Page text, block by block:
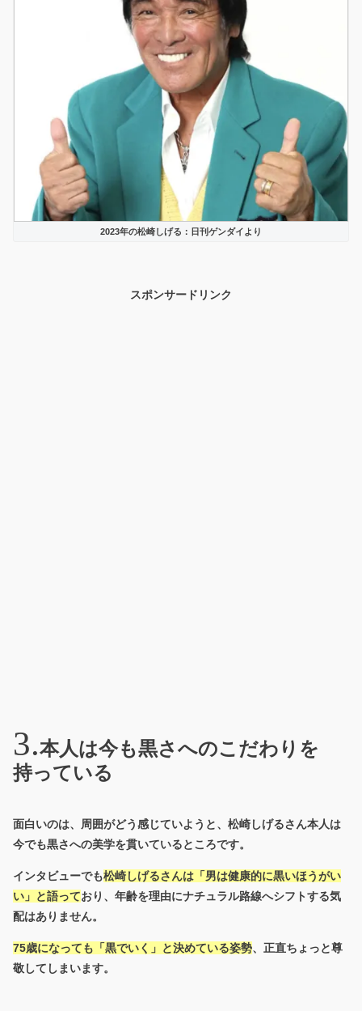
2023年の松崎しげる：日刊ゲンダイより
スポンサードリンク
本人は今も黒さへのこだわりを
持っている
面白いのは、周囲がどう感じていようと、松崎しげるさん本人は
今でも黒さへの美学を貫いているところです。
インタビューでも松崎しげるさんは「男は健康的に黒いほうがい
い」と語っており、年齢を理由にナチュラル路線へシフトする気
配はありません。
75歳になっても「黒でいく」と決めている姿勢、正直ちょっと尊
敬してしまいます。